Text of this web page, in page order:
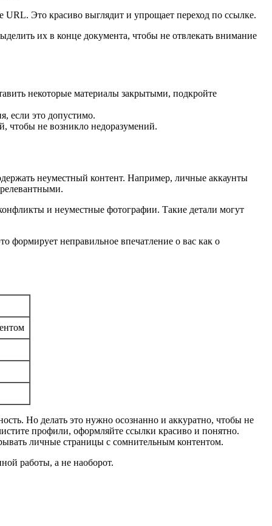
Это красиво выглядит и упрощает переход по ссылке.
их в конце документа, чтобы не отвлекать внимание
некоторые материалы закрытыми, подкройте
если это допустимо.
чтобы не возникло недоразумений.
неуместный контент. Например, личные аккаунты
и неуместные фотографии. Такие детали могут
формирует неправильное впечатление о вас как о
Но делать это нужно осознанно и аккуратно, чтобы не
профили, оформляйте ссылки красиво и понятно.
личные страницы с сомнительным контентом.
работы, а не наоборот.